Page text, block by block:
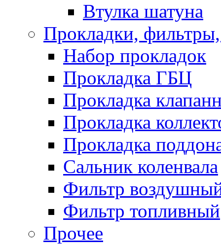
Втулка шатуна
Прокладки,
Набор прокладок
Прокладка ГБЦ
Прокладка
Прокладка
Прокладка
Сальник коленвала
Фильтр
Фильтр топливный
Прочее